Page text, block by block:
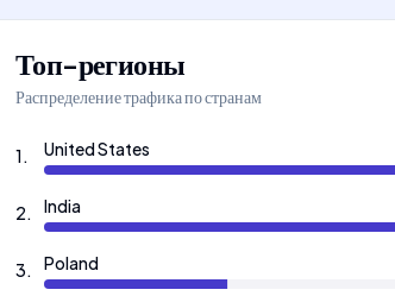
Топ-регионы
Распределение трафика по странам
1. United States
2. India
3. Poland